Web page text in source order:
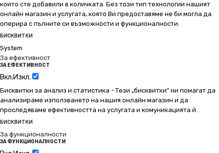
които сте добавили в количката. Без този тип технологии нашият
онлайн магазин и услугата, която Ви предоставяме не би могла да
оперира с пълните си възможности и функционалности.
БИСКВИТКИ
System
За ефективност
ЗА ЕФЕКТИВНОСТ
Вкл.Изкл.
Бисквитки за анализ и статистика - Тези „бисквитки“ ни помагат да
анализираме използването на нашия онлайн магазин и да
проследяваме ефективността на услугата и комуникацията й.
БИСКВИТКИ
За функционалности
ЗА ФУНКЦИОНАЛНОСТИ